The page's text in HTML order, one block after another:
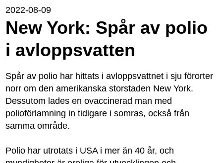
2022-08-09
New York: Spår av polio
i avloppsvatten
Spår av polio har hittats i avloppsvattnet i sju förorter
norr om den amerikanska storstaden New York.
Dessutom lades en ovaccinerad man med
polioförlamning in tidigare i somras, också från
samma område.
Polio har utrotats i USA i mer än 40 år, och